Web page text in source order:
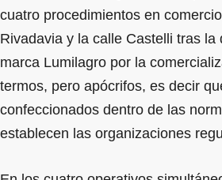
cuatro procedimientos en
Rivadavia y la calle Castelli tras la
marca Lumilagro por la
termos, pero apócrifos, es decir
confeccionados dentro de las
establecen las organizaciones